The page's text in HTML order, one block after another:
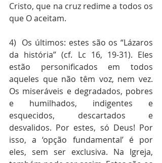
Cristo, que na cruz redime a todos os
que O aceitam.
4)  Os últimos: estes são os “Lázaros
da história” (cf. Lc 16, 19-31). Eles
estão personificados em todos
aqueles que não têm voz, nem vez.
Os miseráveis e degradados, pobres
e humilhados, indigentes e
esquecidos, descartados e
desvalidos. Por estes, só Deus! Por
isso, a ‘opção fundamental’ é por
eles, sem ser exclusiva. Na Igreja,